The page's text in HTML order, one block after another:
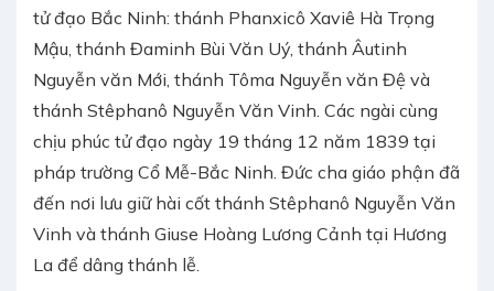
tử đạo Bắc Ninh: thánh Phanxicô Xaviê Hà Trọng
Mậu, thánh Đaminh Bùi Văn Uý, thánh Âutinh
Nguyễn văn Mới, thánh Tôma Nguyễn văn Đệ và
thánh Stêphanô Nguyễn Văn Vinh. Các ngài cùng
chịu phúc tử đạo ngày 19 tháng 12 năm 1839 tại
pháp trường Cổ Mễ-Bắc Ninh. Đức cha giáo phận đã
đến nơi lưu giữ hài cốt thánh Stêphanô Nguyễn Văn
Vinh và thánh Giuse Hoàng Lương Cảnh tại Hương
La để dâng thánh lễ.